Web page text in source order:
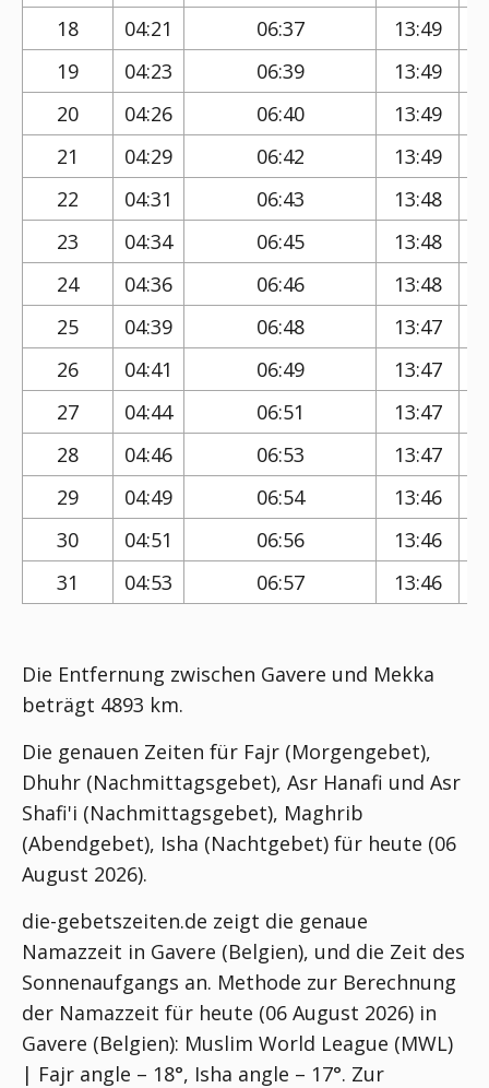
18 04:21 06:37 13:49
19
04:23 06:39 13:49
20
04:26 06:40 13:49
21
04:29 06:42 13:49
22
04:31 06:43 13:48
23
04:34 06:45 13:48
24
04:36 06:46 13:48
25
04:39 06:48 13:47
26
04:41 06:49 13:47
27
04:44 06:51 13:47
28
04:46 06:53 13:47
29
04:49 06:54 13:46
30
04:51 06:56 13:46
31
04:53 06:57 13:46
Die Entfernung zwischen Gavere und Mekka
beträgt 4893 km.
Die genauen Zeiten für Fajr (Morgengebet),
Dhuhr (Nachmittagsgebet), Asr Hanafi und Asr
Shafi'i (Nachmittagsgebet), Maghrib
(Abendgebet), Isha (Nachtgebet) für heute (06
August 2026).
die-gebetszeiten.de zeigt die genaue
Namazzeit in Gavere (Belgien), und die Zeit des
Sonnenaufgangs an. Methode zur Berechnung
der Namazzeit für heute (06 August 2026) in
Gavere (Belgien): Muslim World League (MWL)
| Fajr angle – 18°, Isha angle – 17°. Zur